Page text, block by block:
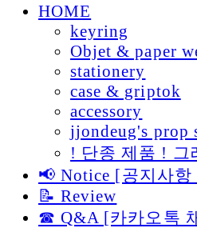
HOME
keyring
Objet & paper
stationery
case & griptok
accessory
jjondeug's prop
! 단종 제품 ! 그
📢 Notice [공지사
📝 Review
☎ Q&A [카카오톡